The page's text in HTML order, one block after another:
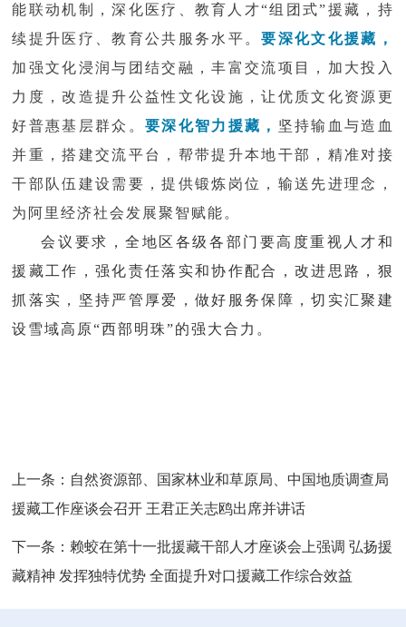
能联动机制，深化医疗、教育人才“组团式”援藏，持
续提升医疗、教育公共服务水平。要深化文化援藏，
加强文化浸润与团结交融，丰富交流项目，加大投入
力度，改造提升公益性文化设施，让优质文化资源更
好普惠基层群众。要深化智力援藏， 坚持输血与造血
并重，搭建交流平台，帮带提升本地干部，精准对接
干部队伍建设需要，提供锻炼岗位，输送先进理念，
为阿里经济社会发展聚智赋能。
会议要求，全地区各级各部门要高度重视人才和
援藏工作，强化责任落实和协作配合，改进思路，狠
抓落实，坚持严管厚爱，做好服务保障，切实汇聚建
设雪域高原“西部明珠”的强大合力。
上一条： 自然资源部、国家林业和草原局、中国地质调查局
援藏工作座谈会召开 王君正关志鸥出席并讲话
下一条： 赖蛟在第十一批援藏干部人才座谈会上强调 弘扬援
藏精神 发挥独特优势 全面提升对口援藏工作综合效益